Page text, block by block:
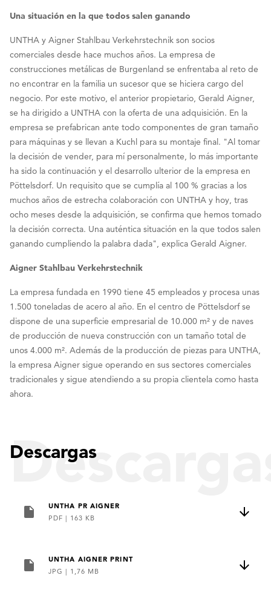
Una situación en la que todos salen ganando
UNTHA y Aigner Stahlbau Verkehrstechnik son socios
comerciales desde hace muchos años. La empresa de
construcciones metálicas de Burgenland se enfrentaba al reto de
no encontrar en la familia un sucesor que se hiciera cargo del
negocio. Por este motivo, el anterior propietario, Gerald Aigner,
se ha dirigido a UNTHA con la oferta de una adquisición. En la
empresa se prefabrican ante todo componentes de gran tamaño
para máquinas y se llevan a Kuchl para su montaje final. "Al tomar
la decisión de vender, para mí personalmente, lo más importante
ha sido la continuación y el desarrollo ulterior de la empresa en
Pöttelsdorf. Un requisito que se cumplía al 100 % gracias a los
muchos años de estrecha colaboración con UNTHA y hoy, tras
ocho meses desde la adquisición, se confirma que hemos tomado
la decisión correcta. Una auténtica situación en la que todos salen
ganando cumpliendo la palabra dada", explica Gerald Aigner.
Aigner Stahlbau Verkehrstechnik
La empresa fundada en 1990 tiene 45 empleados y procesa unas
1.500 toneladas de acero al año. En el centro de Pöttelsdorf se
dispone de una superficie empresarial de 10.000 m² y de naves
de producción de nueva construcción con un tamaño total de
unos 4.000 m². Además de la producción de piezas para UNTHA,
la empresa Aigner sigue operando en sus sectores comerciales
tradicionales y sigue atendiendo a su propia clientela como hasta
ahora.
Descargas
UNTHA PR AIGNER
PDF | 163 KB
UNTHA AIGNER PRINT
JPG | 1,76 MB